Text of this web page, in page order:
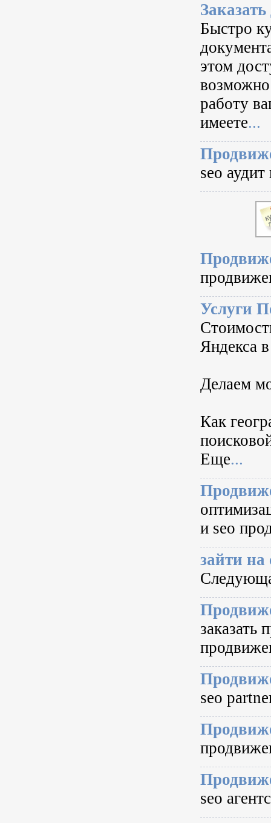
Быстро
этом
работу
имеете...
seo
Услуги
Яндекса
Делаем
Как
Еще...
и seo
зайти на
заказать
seo
seo